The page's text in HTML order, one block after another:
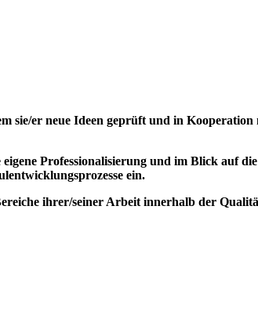
er neue Ideen geprüft und in
Professionalisierung und im Blick auf
ein.
ihrer/seiner Arbeit innerhalb der